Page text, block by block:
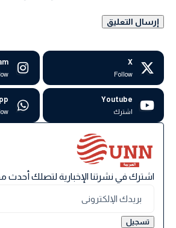
X
Follow
Youtube
اشترك
اشترك في نشرتنا الإخبارية لتصلك أحدث